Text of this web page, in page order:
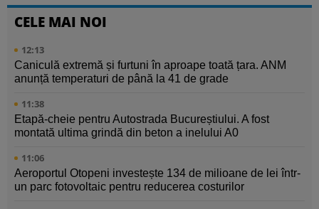
CELE MAI NOI
12:13
Caniculă extremă și furtuni în aproape toată țara. ANM
anunță temperaturi de până la 41 de grade
11:38
Etapă-cheie pentru Autostrada Bucureștiului. A fost
montată ultima grindă din beton a inelului A0
11:06
Aeroportul Otopeni investește 134 de milioane de lei într-
un parc fotovoltaic pentru reducerea costurilor